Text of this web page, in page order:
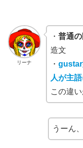
リーナ
・ 普通の
造文
・ gustar
人が主
この違
うーん